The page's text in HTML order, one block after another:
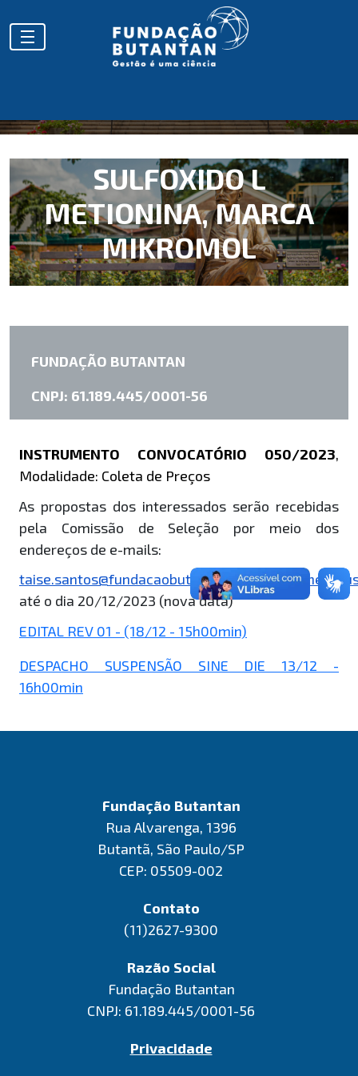
SULFOXIDO L
METIONINA, MARCA
MIKROMOL
FUNDAÇÃO BUTANTAN
CNPJ: 61.189.445/0001-56
INSTRUMENTO CONVOCATÓRIO 050/2023,
Modalidade: Coleta de Preços
As propostas dos interessados serão recebidas
pela Comissão de Seleção por meio dos
endereços de e-mails:
taise.santos@fundacaobutantan.org.br;
até o dia 20/12/2023 (nova data)
EDITAL REV 01 - (18/12 - 15h00min)
DESPACHO SUSPENSÃO SINE DIE 13/12 -
16h00min
Fundação Butantan
Rua Alvarenga, 1396
Butantã, São Paulo/SP
CEP: 05509-002
Contato
(11)2627-9300
Razão Social
Fundação Butantan
CNPJ: 61.189.445/0001-56
Privacidade